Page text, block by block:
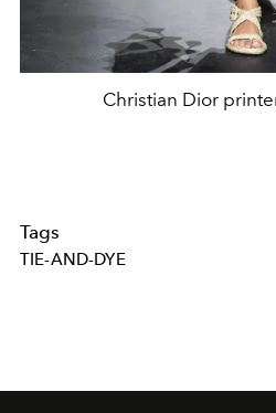
Christian Dior
Tags
TIE-AND-DYE